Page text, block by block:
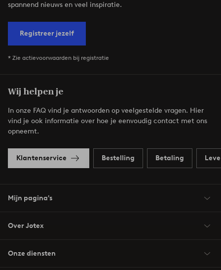
spannend nieuws en veel inspiratie.
Registreer jezelf
* Zie actievoorwaarden bij registratie
Wij helpen je
In onze FAQ vind je antwoorden op veelgestelde vragen. Hier
vind je ook informatie over hoe je eenvoudig contact met ons
opneemt.
Klantenservice Bestelling Betaling
Mijn pagina's
Over Jotex
Onze diensten